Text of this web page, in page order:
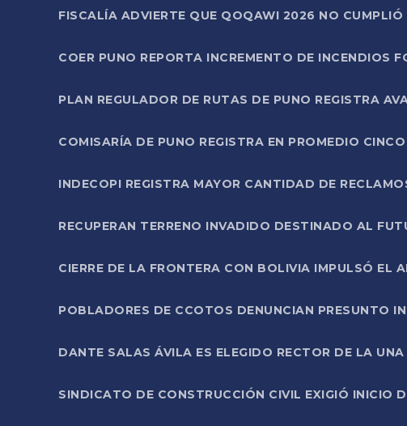
FISCALÍA ADVIERTE QUE QOQAWI 2026 NO
COER PUNO REPORTA INCREMENTO DE INCENDIOS
PLAN REGULADOR DE RUTAS DE PUNO REGISTRA
COMISARÍA DE PUNO REGISTRA EN PROMEDIO
INDECOPI REGISTRA MAYOR CANTIDAD DE
RECUPERAN TERRENO INVADIDO DESTINADO AL
CIERRE DE LA FRONTERA CON BOLIVIA IMPULSÓ EL
POBLADORES DE CCOTOS DENUNCIAN PRESUNTO
DANTE SALAS ÁVILA ES ELEGIDO RECTOR DE LA
SINDICATO DE CONSTRUCCIÓN CIVIL EXIGIÓ INICIO